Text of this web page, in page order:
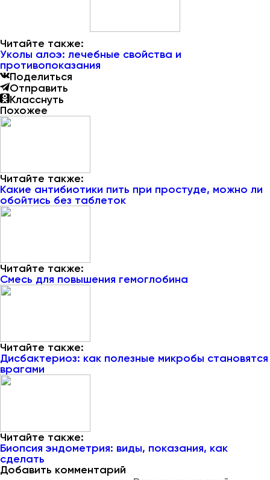
Читайте также:
Уколы алоэ: лечебные свойства и
противопоказания
Поделиться
Отправить
Класснуть
Похожее
Читайте также:
Какие антибиотики пить при простуде, можно ли
обойтись без таблеток
Читайте также:
Смесь для повышения гемоглобина
Читайте также:
Дисбактериоз: как полезные микробы становятся
врагами
Читайте также:
Биопсия эндометрия: виды, показания, как
сделать
Добавить комментарий